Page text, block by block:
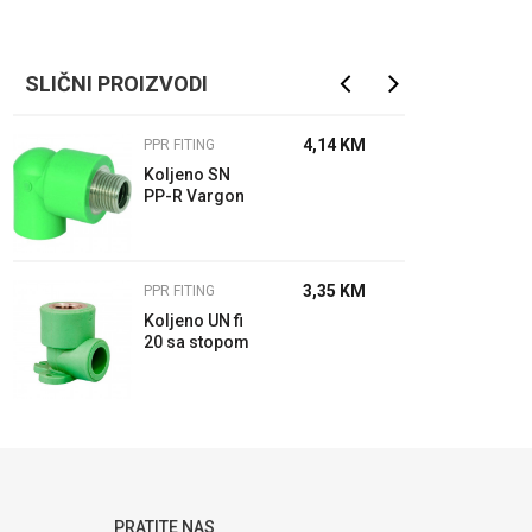
SLIČNI PROIZVODI
PPR FITING
Koljeno SN
PP-R Vargon
4,14 KM
PPR FITING
Koljeno UN fi
20 sa stopom
3,35 KM
PRATITE NAS